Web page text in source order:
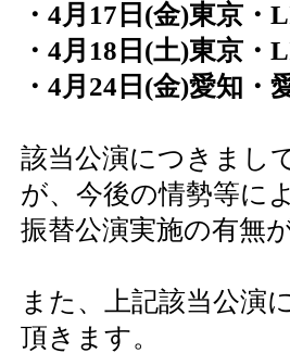
・4月17日(金)東京
・4月18日(土)東京
・4月24日(金)愛知・
該当公演につきまし
が、今後の情勢等に
振替公演実施の有無
また、上記該当公演
頂きます。